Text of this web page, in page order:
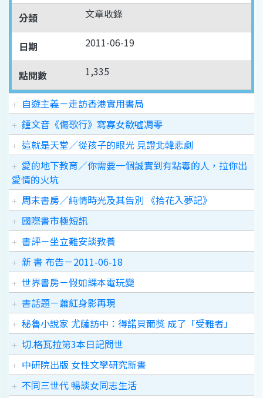
分類 文章收錄
日期 2011-06-19
點閱數 1,335
自遊主義－走訪香港實用書局
鍾文音《傷歌行》寫寡女欷噓凋零
這就是天堂／從孩子的眼光 見證北韓悲劇
愛的地下教育／你需要一個誠實到有點毒的人，拉你出
愛情的火坑
周末書房／純情時光及其告別 《拾花入夢記》
國際書市極短訊
書評－坐立難安談教養
新 書 布告－2011-06-18
世界書房－假如課本電玩變
書話題－蕭紅身影再現
秘魯小說家 尤薩訪中：得諾貝爾獎 成了「受難者」
切.格瓦拉第3本日記問世
中研院出版 女性文學研究新書
不同三世代 暢談女同志生活